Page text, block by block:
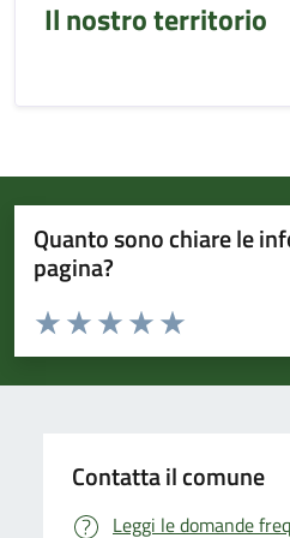
Il nostro territorio
Quanto sono chiare le
pagina?
Valuta da 1 a 5 stelle la pagina
Valuta 5 stelle
Valuta 4 stelle su 5
Valuta 3 stelle su 5
Valuta 2 stelle su 5
Valuta 1 stelle su 5
Contatta il comune
Leggi le domande